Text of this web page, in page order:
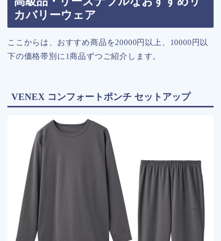
カバリーウェア
ここからは、おすすめ商品を20000円以上、10000円以
下の価格帯別に1商品ずつご紹介します。
VENEX コンフォートポンチ セットアップ